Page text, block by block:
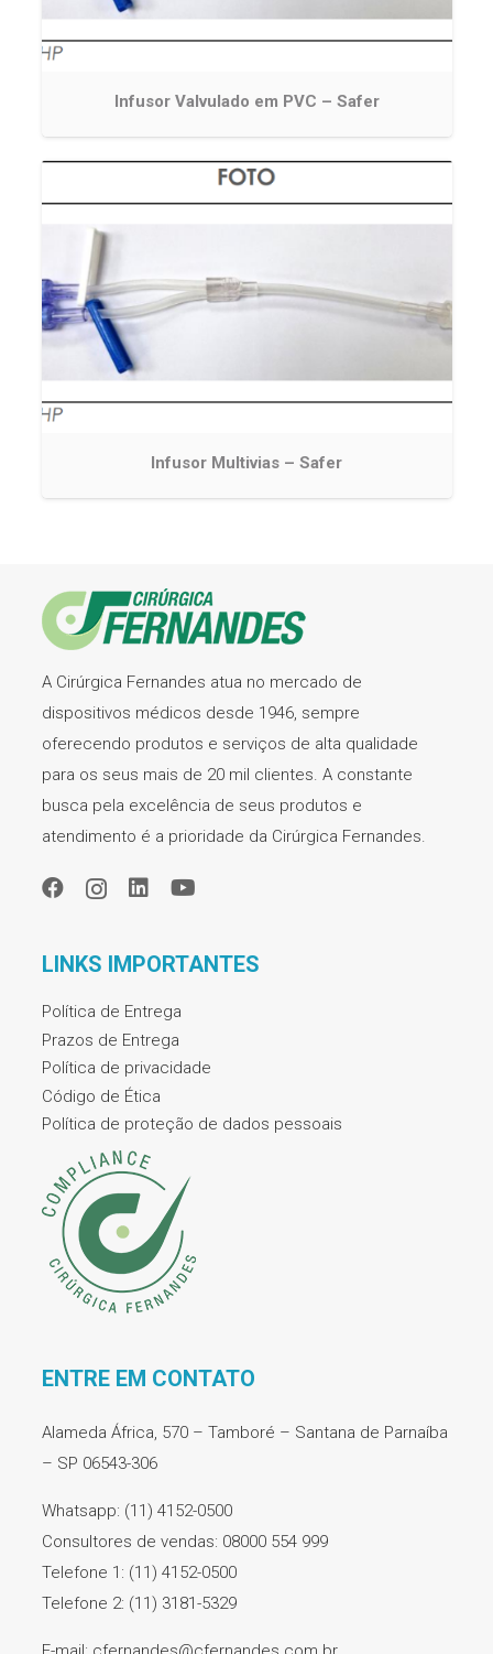
Infusor Valvulado em PVC – Safer
Infusor Multivias – Safer
A Cirúrgica Fernandes atua no mercado de
dispositivos médicos desde 1946, sempre
oferecendo produtos e serviços de alta qualidade
para os seus mais de 20 mil clientes. A constante
busca pela excelência de seus produtos e
atendimento é a prioridade da Cirúrgica Fernandes.
LINKS IMPORTANTES
Política de Entrega
Prazos de Entrega
Política de privacidade
Código de Ética
Política de proteção de dados pessoais
ENTRE EM CONTATO
Alameda África, 570 – Tamboré – Santana de Parnaíba
– SP 06543-306
Whatsapp: (11) 4152-0500
Consultores de vendas: 08000 554 999
Telefone 1: (11) 4152-0500
Telefone 2: (11) 3181-5329